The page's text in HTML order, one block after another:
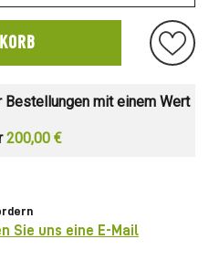
mit einem Wert
200,00 €
Sie uns eine E-Mail